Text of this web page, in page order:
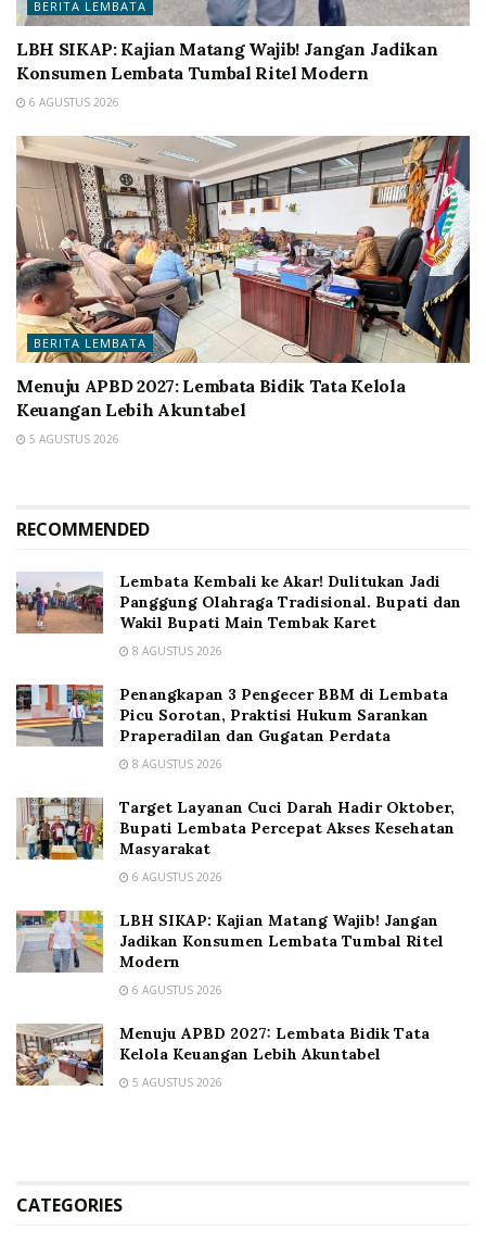
BERITA LEMBATA
LBH SIKAP: Kajian Matang Wajib! Jangan Jadikan
Konsumen Lembata Tumbal Ritel Modern
6 AGUSTUS 2026
BERITA LEMBATA
Menuju APBD 2027: Lembata Bidik Tata Kelola
Keuangan Lebih Akuntabel
5 AGUSTUS 2026
RECOMMENDED
Lembata Kembali ke Akar! Dulitukan Jadi
Panggung Olahraga Tradisional. Bupati dan
Wakil Bupati Main Tembak Karet
8 AGUSTUS 2026
Penangkapan 3 Pengecer BBM di Lembata
Picu Sorotan, Praktisi Hukum Sarankan
Praperadilan dan Gugatan Perdata
8 AGUSTUS 2026
Target Layanan Cuci Darah Hadir Oktober,
Bupati Lembata Percepat Akses Kesehatan
Masyarakat
6 AGUSTUS 2026
LBH SIKAP: Kajian Matang Wajib! Jangan
Jadikan Konsumen Lembata Tumbal Ritel
Modern
6 AGUSTUS 2026
Menuju APBD 2027: Lembata Bidik Tata
Kelola Keuangan Lebih Akuntabel
5 AGUSTUS 2026
CATEGORIES